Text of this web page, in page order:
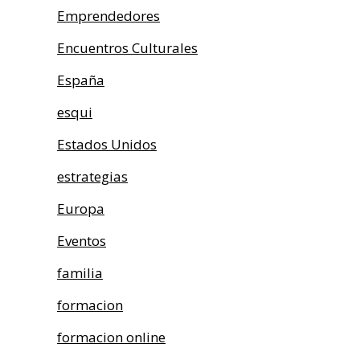
Emprendedores
Encuentros Culturales
España
esqui
Estados Unidos
estrategias
Europa
Eventos
familia
formacion
formacion online